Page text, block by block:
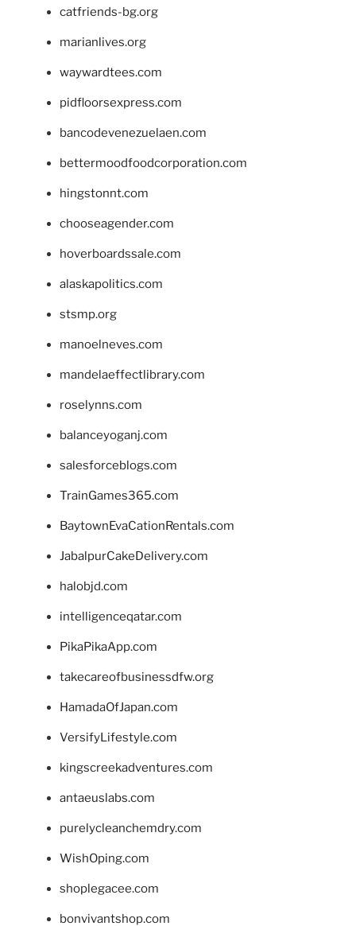
catfriends-bg.org
marianlives.org
waywardtees.com
pidfloorsexpress.com
bancodevenezuelaen.com
bettermoodfoodcorporation.com
hingstonnt.com
chooseagender.com
hoverboardssale.com
alaskapolitics.com
stsmp.org
manoelneves.com
mandelaeffectlibrary.com
roselynns.com
balanceyoganj.com
salesforceblogs.com
TrainGames365.com
BaytownEvaCationRentals.com
JabalpurCakeDelivery.com
halobjd.com
intelligenceqatar.com
PikaPikaApp.com
takecareofbusinessdfw.org
HamadaOfJapan.com
VersifyLifestyle.com
kingscreekadventures.com
antaeuslabs.com
purelycleanchemdry.com
WishOping.com
shoplegacee.com
bonvivantshop.com